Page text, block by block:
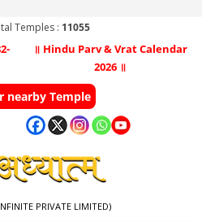
Temples : 11055
॥ Hindu Parv & Vrat Calendar
2026 ॥
nearby Temple
PRIVATE LIMITED)